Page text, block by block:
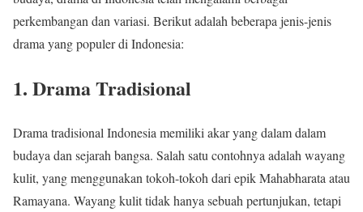
perkembangan dan variasi. Berikut adalah beberapa jenis-jenis
drama yang populer di Indonesia:
1. Drama Tradisional
Drama tradisional Indonesia memiliki akar yang dalam dalam
budaya dan sejarah bangsa. Salah satu contohnya adalah wayang
kulit, yang menggunakan tokoh-tokoh dari epik Mahabharata atau
Ramayana. Wayang kulit tidak hanya sebuah pertunjukan, tetapi